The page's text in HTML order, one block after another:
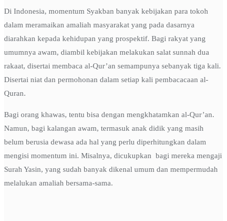
Di Indonesia, momentum Syakban banyak kebijakan para tokoh
dalam meramaikan amaliah masyarakat yang pada dasarnya
diarahkan kepada kehidupan yang prospektif. Bagi rakyat yang
umumnya awam, diambil kebijakan melakukan salat sunnah dua
rakaat, disertai membaca al-Qur’an semampunya sebanyak tiga kali.
Disertai niat dan permohonan dalam setiap kali pembacacaan al-
Quran.
Bagi orang khawas, tentu bisa dengan mengkhatamkan al-Qur’an.
Namun, bagi kalangan awam, termasuk anak didik yang masih
belum berusia dewasa ada hal yang perlu diperhitungkan dalam
mengisi momentum ini. Misalnya, dicukupkan bagi mereka mengaji
Surah Yasin, yang sudah banyak dikenal umum dan mempermudah
melalukan amaliah bersama-sama.